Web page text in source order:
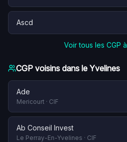
Ascd
Voir tous les CGP à
CGP voisins dans le Yvelines
Ade
Mericourt · CIF
Ab Conseil Invest
Le Perray-En-Yvelines · CIF